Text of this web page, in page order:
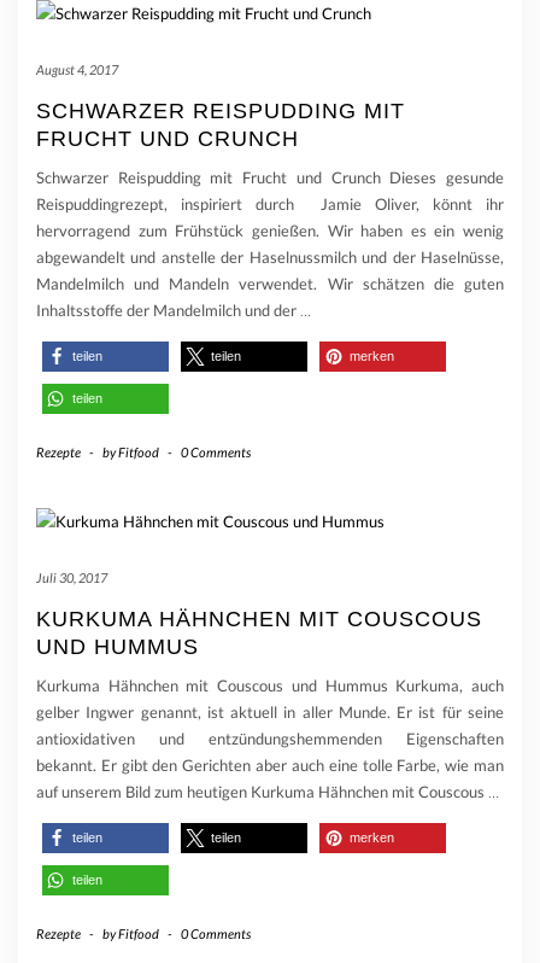
August 4, 2017
SCHWARZER REISPUDDING MIT
FRUCHT UND CRUNCH
Schwarzer Reispudding mit Frucht und Crunch Dieses gesunde
Reispuddingrezept, inspiriert durch Jamie Oliver, könnt ihr
hervorragend zum Frühstück genießen. Wir haben es ein wenig
abgewandelt und anstelle der Haselnussmilch und der Haselnüsse,
Mandelmilch und Mandeln verwendet. Wir schätzen die guten
Inhaltsstoffe der Mandelmilch und der
teilen teilen merken
teilen
Rezepte - byFitfood - 0 Comments
Juli 30, 2017
KURKUMA HÄHNCHEN MIT COUSCOUS
UND HUMMUS
Kurkuma Hähnchen mit Couscous und Hummus Kurkuma, auch
gelber Ingwer genannt, ist aktuell in aller Munde. Er ist für seine
antioxidativen und entzündungshemmenden Eigenschaften
bekannt. Er gibt den Gerichten aber auch eine tolle Farbe, wie man
auf unserem Bild zum heutigen Kurkuma Hähnchen mit Couscous
teilen teilen merken
teilen
Rezepte - byFitfood - 0 Comments